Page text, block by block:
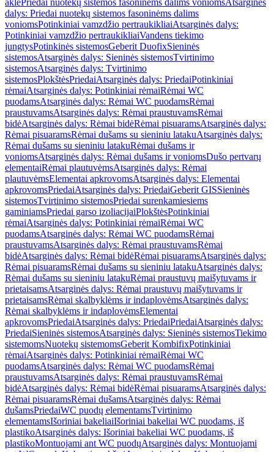
aklePriedai nuotekų sistemos fasoninėms dalims voniomsAtsarginės
dalys: Priedai nuotekų sistemos fasoninėms dalims
voniomsPotinkiniai vamzdžio pertraukikliaiAtsarginės dalys:
Potinkiniai vamzdžio pertraukikliaiVandens tiekimo
jungtysPotinkinės sistemosGeberit DuofixSieninės
sistemosAtsarginės dalys: Sieninės sistemosTvirtinimo
sistemosAtsarginės dalys: Tvirtinimo
sistemosPlokštėsPriedaiAtsarginės dalys: PriedaiPotinkiniai
rėmaiAtsarginės dalys: Potinkiniai rėmaiRėmai WC
puodamsAtsarginės dalys: Rėmai WC puodamsRėmai
praustuvamsAtsarginės dalys: Rėmai praustuvamsRėmai
bidėAtsarginės dalys: Rėmai bidėRėmai pisuaramsAtsarginės dalys:
Rėmai pisuaramsRėmai dušams su sieniniu latakuAtsarginės dalys:
Rėmai dušams su sieniniu latakuRėmai dušams ir
voniomsAtsarginės dalys: Rėmai dušams ir voniomsDušo pertvarų
elementaiRėmai plautuvėmsAtsarginės dalys: Rėmai
plautuvėmsElementai apkrovomsAtsarginės dalys: Elementai
apkrovomsPriedaiAtsarginės dalys: PriedaiGeberit GISSieninės
sistemosTvirtinimo sistemosPriedai surenkamiesiems
gaminiamsPriedai garso izoliacijaiPlokštėsPotinkiniai
rėmaiAtsarginės dalys: Potinkiniai rėmaiRėmai WC
puodamsAtsarginės dalys: Rėmai WC puodamsRėmai
praustuvamsAtsarginės dalys: Rėmai praustuvamsRėmai
bidėAtsarginės dalys: Rėmai bidėRėmai pisuaramsAtsarginės dalys:
Rėmai pisuaramsRėmai dušams su sieniniu latakuAtsarginės dalys:
Rėmai dušams su sieniniu latakuRėmai praustuvų maišytuvams ir
prietaisamsAtsarginės dalys: Rėmai praustuvų maišytuvams ir
prietaisamsRėmai skalbyklėms ir indaplovėmsAtsarginės dalys:
Rėmai skalbyklėms ir indaplovėmsElementai
apkrovomsPriedaiAtsarginės dalys: PriedaiPriedaiAtsarginės dalys:
PriedaiSieninės sistemosAtsarginės dalys: Sieninės sistemosTiekimo
sistemomsNuotekų sistemomsGeberit KombifixPotinkiniai
rėmaiAtsarginės dalys: Potinkiniai rėmaiRėmai WC
puodamsAtsarginės dalys: Rėmai WC puodamsRėmai
praustuvamsAtsarginės dalys: Rėmai praustuvamsRėmai
bidėAtsarginės dalys: Rėmai bidėRėmai pisuaramsAtsarginės dalys:
Rėmai pisuaramsRėmai dušamsAtsarginės dalys: Rėmai
dušamsPriedaiWC puodų elementamsTvirtinimo
elementamsIšoriniai bakeliaiIšoriniai bakeliai WC puodams, iš
plastikoAtsarginės dalys: Išoriniai bakeliai WC puodams, iš
plastikoMontuojami ant WC puodųAtsarginės dalys: Montuojami